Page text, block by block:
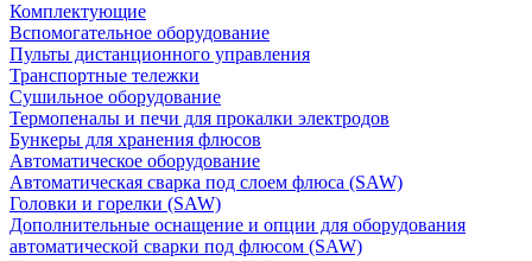
Комплектующие
Вспомогательное оборудование
Пульты дистанционного управления
Транспортные тележки
Сушильное оборудование
Термопеналы и печи для прокалки электродов
Бункеры для хранения флюсов
Автоматическое оборудование
Автоматическая сварка под слоем флюса (SAW)
Головки и горелки (SAW)
Дополнительные оснащение и опции для оборудования
автоматической сварки под флюсом (SAW)